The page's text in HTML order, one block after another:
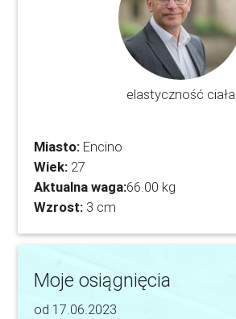
elastyczność ciała
Miasto: Encino
Wiek: 27
Aktualna waga:66.00 kg
Wzrost: 3 cm
Moje osiągnięcia
od 17.06.2023